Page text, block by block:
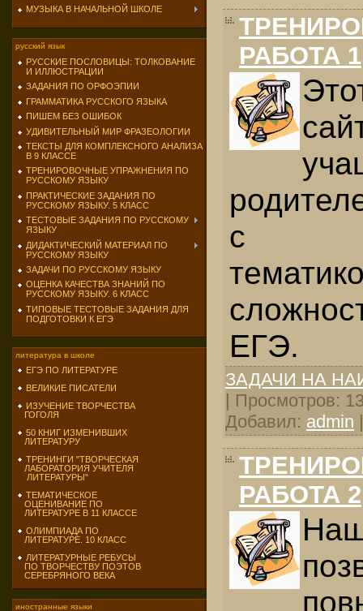
МУЗЫКА В НАЧАЛЬНОЙ ШКОЛЕ
русский язык
РУССКИЕ ПОСЛОВИЦЫ: ТОЛКОВАНИЕ
И ИЛЛЮСТРАЦИИ
ЗАДАНИЯ ПО ОРФОЭПИИ
ГРАММАТИКА РУССКОГО ЯЗЫКА
ПИШЕМ БЕЗ ОШИБОК
УДИВИТЕЛЬНЫЙ МИР ФРАЗЕОЛОГИИ
ТЕКСТЫ ДЛЯ КОМПЛЕКСНОГО АНАЛИЗА
В 9 КЛАССЕ
ТРЕНИРОВОЧНЫЕ УПРАЖНЕНИЯ ПО
РУССКОМУ ЯЗЫКУ
ПРАКТИЧЕСКИЕ ЗАДАНИЯ ПО
РУССКОМУ ЯЗЫКУ. 5 КЛАСС
ТЕСТОВЫЕ ЗАДАНИЯ ПО РУССКОМУ
ЯЗЫКУ
ДИДАКТИЧЕСКИЙ МАТЕРИАЛ ПО
РУССКОМУ ЯЗЫКУ
ЗАДАЧИ ПО РУССКОМУ ЯЗЫКУ
ОЦЕНКА КАЧЕСТВА ЗНАНИЙ ПО
РУССКОМУ ЯЗЫКУ. 6 КЛАСС
ТИПОВЫЕ ТЕСТОВЫЕ ЗАДАНИЯ ДЛЯ
ПОДГОТОВКИ К ЕГЭ
литература в школе
ЕГЭ ПО ЛИТЕРАТУРЕ
ВЕЛИКИЕ ПИСАТЕЛИ
ИЗУЧЕНИЕ ТВОРЧЕСТВА
ГОГОЛЯ
50 КНИГ ИЗМЕНИВШИХ
ЛИТЕРАТУРУ
ТРЕНИНГИ "ТВОРЧЕСКАЯ
ЛАБОРАТОРИЯ УЧИТЕЛЯ
ЛИТЕРАТУРЫ"
ТЕМАТИЧЕСКОЕ
ОЦЕНИВАНИЕ ПО
ЛИТЕРАТУРЕ В 11 КЛАССЕ
ОЛИМПИАДА ПО
ЛИТЕРАТУРЕ. 10 КЛАСС
ЛИТЕРАТУРНЫЕ РЕБУСЫ
ПО ТВОРЧЕСТВУ ПОЭТОВ
СЕРЕБРЯНОГО ВЕКА
иностранные языки
РАБОТА 1
с
ЕГЭ.
ЗАДАЧИ НА
| Просмотров:
Добавил: admin
РАБОТА 2